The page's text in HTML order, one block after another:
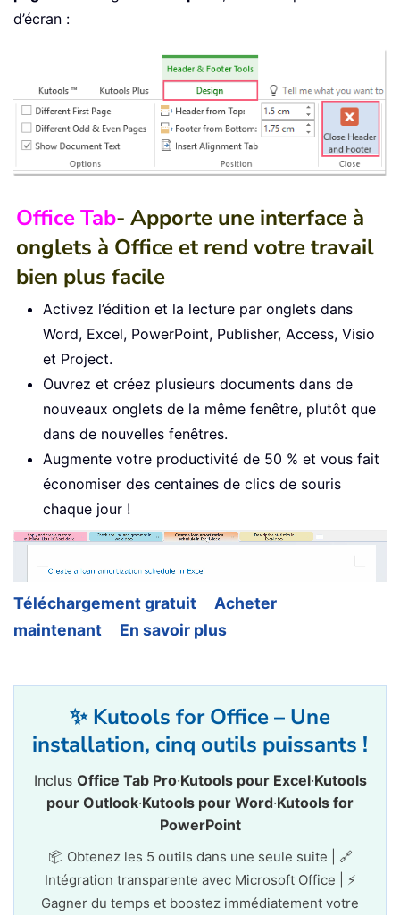
d’écran :
Office Tab- Apporte une interface à
onglets à Office et rend votre travail
bien plus facile
Activez l’édition et la lecture par onglets dans
Word, Excel, PowerPoint, Publisher, Access, Visio
et Project.
Ouvrez et créez plusieurs documents dans de
nouveaux onglets de la même fenêtre, plutôt que
dans de nouvelles fenêtres.
Augmente votre productivité de 50 % et vous fait
économiser des centaines de clics de souris
chaque jour !
Téléchargement gratuit
Acheter
maintenant
En savoir plus
✨ Kutools for Office – Une
installation, cinq outils puissants !
Inclus Office Tab Pro·Kutools pour Excel·Kutools
pour Outlook·Kutools pour Word·Kutools for
PowerPoint
📦 Obtenez les 5 outils dans une seule suite | 🔗
Intégration transparente avec Microsoft Office | ⚡
Gagner du temps et boostez immédiatement votre